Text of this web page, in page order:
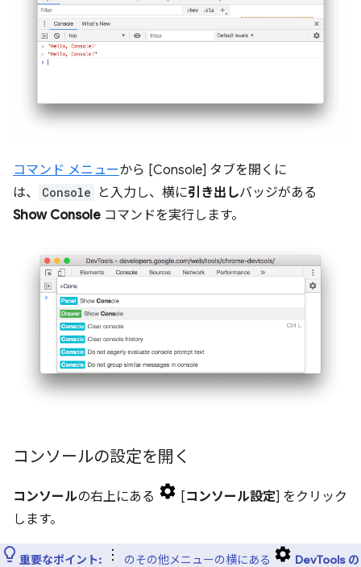
コマンド メニューから [Console] タブを開くに
は、
Console と入力し、横に引き出しバッジがある
Show Console コマンドを実行します。
コンソールの設定を開く
コンソールの右上にある [コンソール設定] をクリック
します。
重要なポイント: のその他メニューの横にある DevTools の